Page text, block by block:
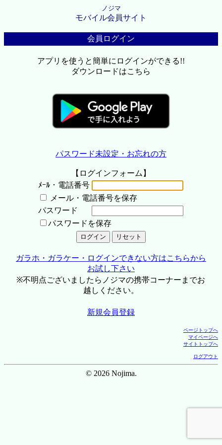
ノジマ
モバイル会員サイト
会員ログイン
アプリを使うと簡単にログインができる!!
ダウンロードはこちら
パスワード未設定・お忘れの方
【ログインフォーム】
ﾒｰﾙ・電話番号
メール・電話番号を保存
パスワード
パスワードを保存
ガラホ・ガラケー・ログインできない方はこちらから
お試し下さい
※不明点ございましたらノジマの携帯コーナーまでお
越しください。
新規会員登録
ページトップへ
マイページへ
サイトトップへ
ログアウト
© 2026 Nojima.